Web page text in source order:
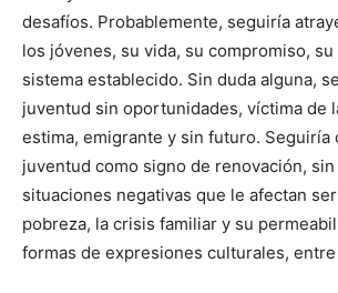
desafíos. Probablemente, seguiría
los jóvenes, su vida, su compromiso,
sistema establecido. Sin duda alguna,
juventud sin oportunidades, víctima de
estima, emigrante y sin futuro. Seguiría
juventud como signo de renovación,
situaciones negativas que le afectan
pobreza, la crisis familiar y su
formas de expresiones culturales,